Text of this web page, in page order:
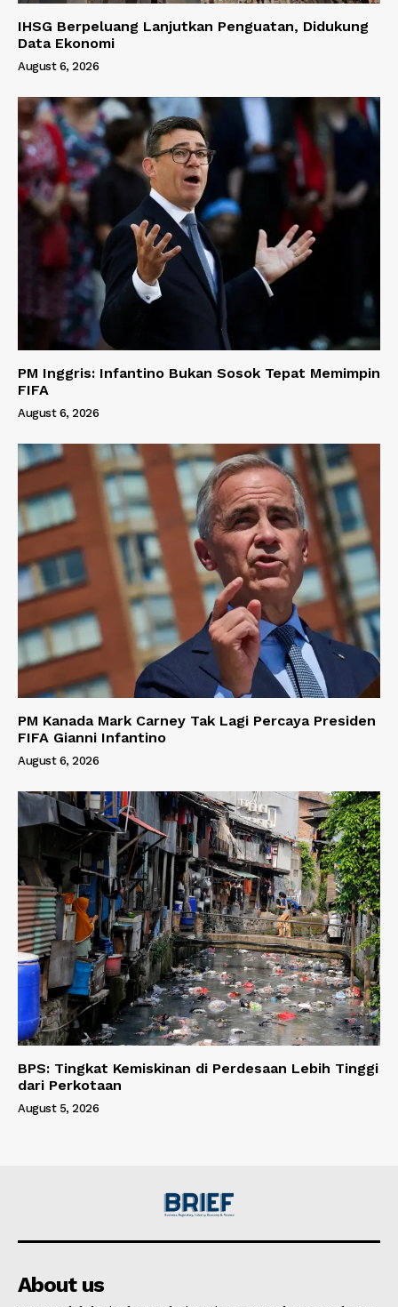
IHSG Berpeluang Lanjutkan Penguatan, Didukung
Data Ekonomi
August 6, 2026
PM Inggris: Infantino Bukan Sosok Tepat Memimpin
FIFA
August 6, 2026
PM Kanada Mark Carney Tak Lagi Percaya Presiden
FIFA Gianni Infantino
August 6, 2026
BPS: Tingkat Kemiskinan di Perdesaan Lebih Tinggi
dari Perkotaan
August 5, 2026
About us